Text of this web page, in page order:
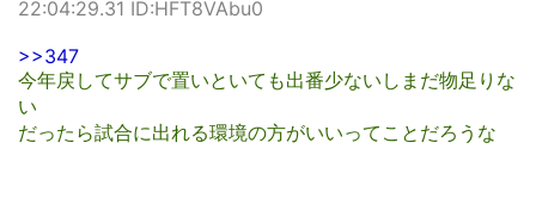
22:04:29.31 ID:HFT8VAbu0
>>347
今年戻してサブで置いといても出番少ないしまだ物足りな
い
だったら試合に出れる環境の方がいいってことだろうな